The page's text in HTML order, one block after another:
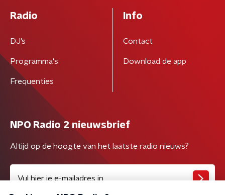
Radio
DJ’s
Programma's
Frequenties
Info
Contact
Download de app
NPO Radio 2 nieuwsbrief
Altijd op de hoogte van het laatste radio nieuws?